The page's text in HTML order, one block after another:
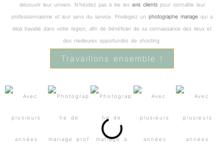
découvrir leur univers. N’hésitez pas à lire les avis clientspour connaître leur
professionnalisme et leur sens du service. Privilégiez un photographe mariage qui a
déjà travaillé dans votre région, afin de bénéficier de sa connaissance des lieux et
des meilleures opportunités de shooting.
Travaillons ensemble !